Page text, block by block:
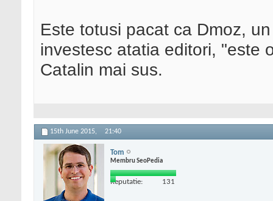
Este totusi pacat ca Dmoz,
investesc atatia editori, "este
Catalin mai sus.
15th June 2015, 21:40
Tom
Membru SeoPedia
Reputatie: 131